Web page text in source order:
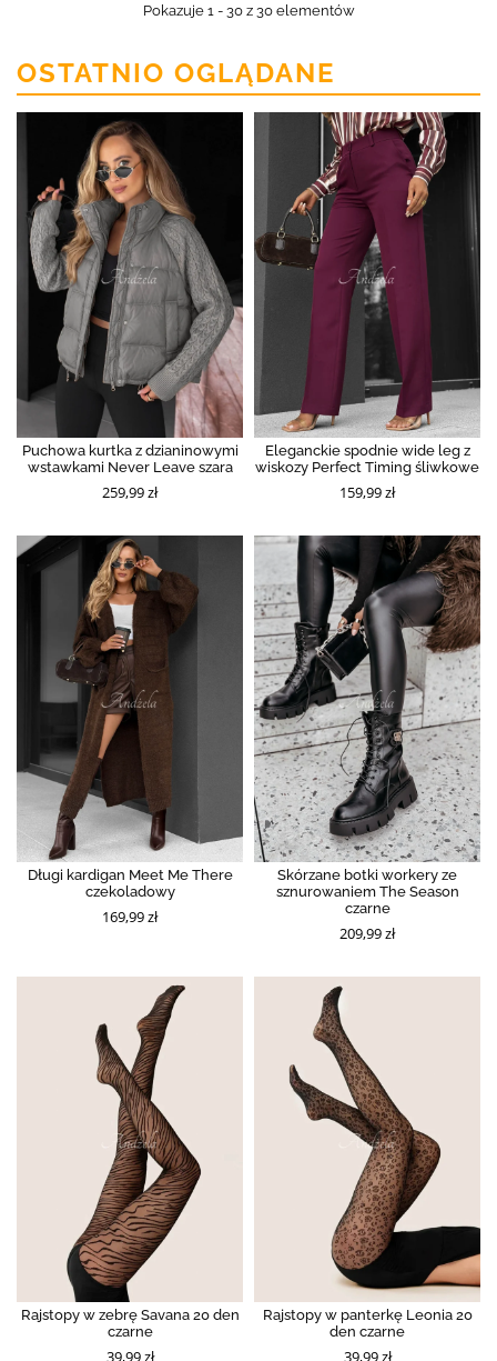
Pokazuje 1 - 30 z 30 elementów
OSTATNIO OGLĄDANE
Puchowa kurtka z dzianinowymi
wstawkami Never Leave szara
259,99 zł
Eleganckie spodnie wide leg z
wiskozy Perfect Timing śliwkowe
159,99 zł
Długi kardigan Meet Me There
czekoladowy
169,99 zł
Skórzane botki workery ze
sznurowaniem The Season
czarne
209,99 zł
Rajstopy w zebrę Savana 20 den
czarne
39,99 zł
Rajstopy w panterkę Leonia 20
den czarne
39,99 zł